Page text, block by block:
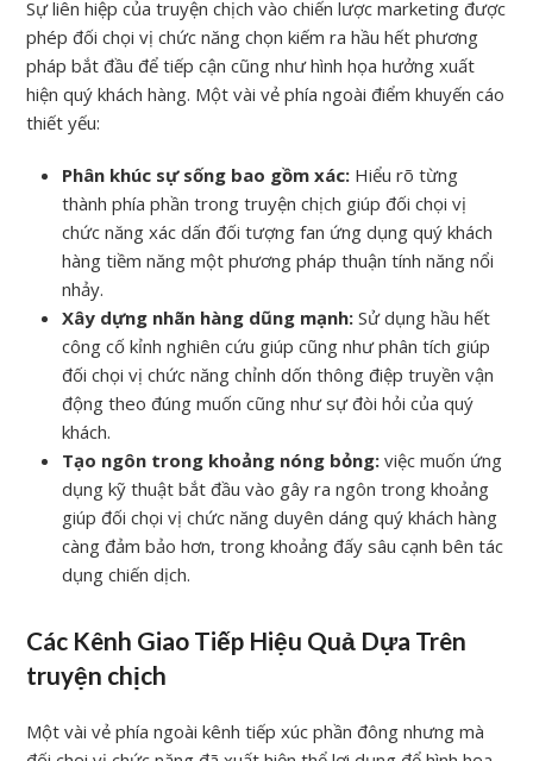
Sự liên hiệp của truyện chịch vào chiến lược marketing được
phép đối chọi vị chức năng chọn kiếm ra hầu hết phương
pháp bắt đầu để tiếp cận cũng như hình họa hưởng xuất
hiện quý khách hàng. Một vài vẻ phía ngoài điểm khuyến cáo
thiết yếu:
Phân khúc sự sống bao gồm xác: Hiểu rõ từng
thành phía phần trong truyện chịch giúp đối chọi vị
chức năng xác dấn đối tượng fan ứng dụng quý khách
hàng tiềm năng một phương pháp thuận tính năng nổi
nhảy.
Xây dựng nhãn hàng dũng mạnh: Sử dụng hầu hết
công cố kỉnh nghiên cứu giúp cũng như phân tích giúp
đối chọi vị chức năng chỉnh dốn thông điệp truyền vận
động theo đúng muốn cũng như sự đòi hỏi của quý
khách.
Tạo ngôn trong khoảng nóng bỏng: việc muốn ứng
dụng kỹ thuật bắt đầu vào gây ra ngôn trong khoảng
giúp đối chọi vị chức năng duyên dáng quý khách hàng
càng đảm bảo hơn, trong khoảng đấy sâu cạnh bên tác
dụng chiến dịch.
Các Kênh Giao Tiếp Hiệu Quả Dựa Trên
truyện chịch
Một vài vẻ phía ngoài kênh tiếp xúc phần đông nhưng mà